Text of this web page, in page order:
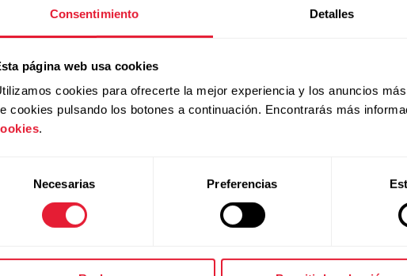
Consentimiento Detalles
página web usa cookies
cookies para ofrecerte la mejor experiencia y los anuncios
cookies pulsando los botones a continuación. Encontrarás más
.
Necesarias Preferencias
Si amas el
el M3 te va a
diseñado para deportistas que incorporan nuestras
formato ligeramente más compacto (hay quien diría